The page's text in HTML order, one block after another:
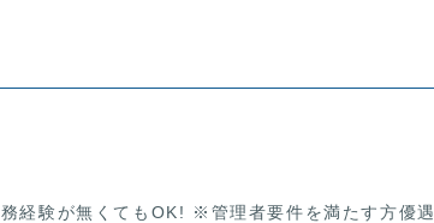
経験が無くてもOK! ※管理者要件を満たす方優遇